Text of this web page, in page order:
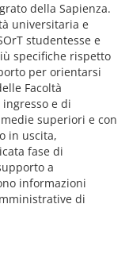
della Sapienza.
universitaria e
studentesse e
specifiche rispetto
per orientarsi
Facoltà
e di
superiori e con
in uscita,
fase di
a
informazioni
di